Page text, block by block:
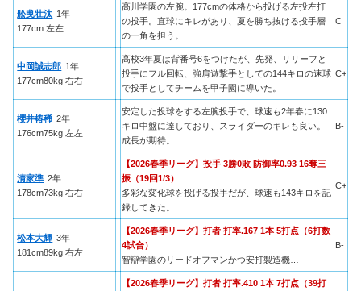
舩曵壮汰 1年
177cm 左左
高川学園の左腕。177cmの体格から投げる左投左打
の投手。直球にキレがあり、夏を勝ち抜ける投手層
の一角を担う。
C
中岡誠志郎 1年
177cm80kg 右右
高校3年夏は背番号6をつけたが、先発、リリーフと
投手にフル回転、強肩遊撃手としての144キロの速球
で投手としてチームを甲子園に導いた。
C+
櫻井椿稀 2年
176cm75kg 左左
安定した投球をする左腕投手で、球速も2年春に130
キロ中盤に達しており、スライダーのキレも良い。
成長が期待。…
B-
清家準 2年
178cm73kg 右右
【2026春季リーグ】投手 3勝0敗 防御率0.93 16奪三
振（19回1/3）
多彩な変化球を投げる投手だが、球速も143キロを記
録してきた。
C+
松本大輝 3年
181cm89kg 右左
【2026春季リーグ】打者 打率.167 1本 5打点（6打数
4試合）
智辯学園のリードオフマンかつ安打製造機…
B-
【2026春季リーグ】打者 打率.410 1本 7打点（39打